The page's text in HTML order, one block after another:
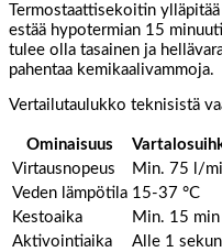
Termostaattisekoitin
estää hypotermian 15
tulee olla tasainen ja
pahentaa kemikaalivammoja.
Vertailutaulukko teknisistä
Ominaisuus
Virtausnopeus
Min. 75 l/
Veden lämpötila 15-37 °C
Kestoaika
Min. 15 min
Aktivointiaika
Alle 1